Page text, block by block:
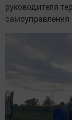
руководителя